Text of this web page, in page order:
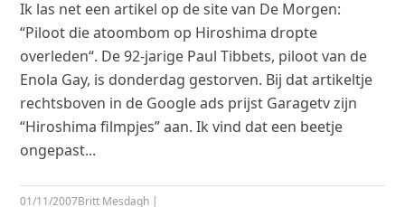
Ik las net een artikel op de site van De Morgen:
“Piloot die atoombom op Hiroshima dropte
overleden“. De 92-jarige Paul Tibbets, piloot van de
Enola Gay, is donderdag gestorven. Bij dat artikeltje
rechtsboven in de Google ads prijst Garagetv zijn
“Hiroshima filmpjes” aan. Ik vind dat een beetje
ongepast...
Britt Mesdagh |
01/11/2007